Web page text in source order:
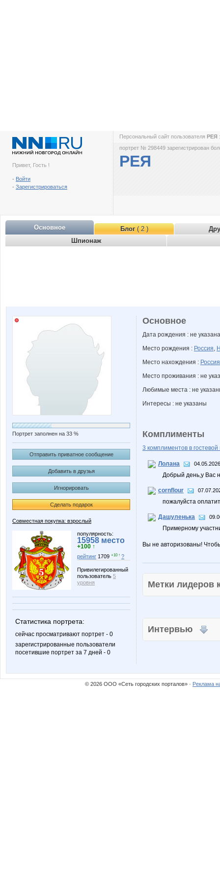
Привет, Гость !
- Войти
- Зарегистрироваться
Персональный сайт пользователя РЕЯ
портрет № 298449 зарегистрирован
РЕЯ
Основное Блог( 2 )
Шпионаж
Портрет заполнен на 33 %
Отправить приватное сообщение
Добавить в друзья
Игнорировать
Сделать подарок
Совместная покупка: взрослый
популярность:
15958 место
+100 ↑
рейтинг 1709 +10 ↑ ?
Привилегированный
пользователь 5
уровня
Статистика портрета:
сейчас просматривают портрет - 0
зарегистрированные пользователи
посетившие портрет за 7 дней - 0
Основное
Дата рождения : не указана
Место рождения : Россия,
Место нахождения : Россия
Место проживания : не
Любимые места : не
Интересы : не указаны
Комплименты
3 комплиментов в гостевой
Лолана
Добрый день,у Вас
cornflour
пожалуйста
Дашуленька
Примерному
Вы не авторизованы!
Метки
Интервью
© 2026 ООО «Сеть городских порталов» · Реклама